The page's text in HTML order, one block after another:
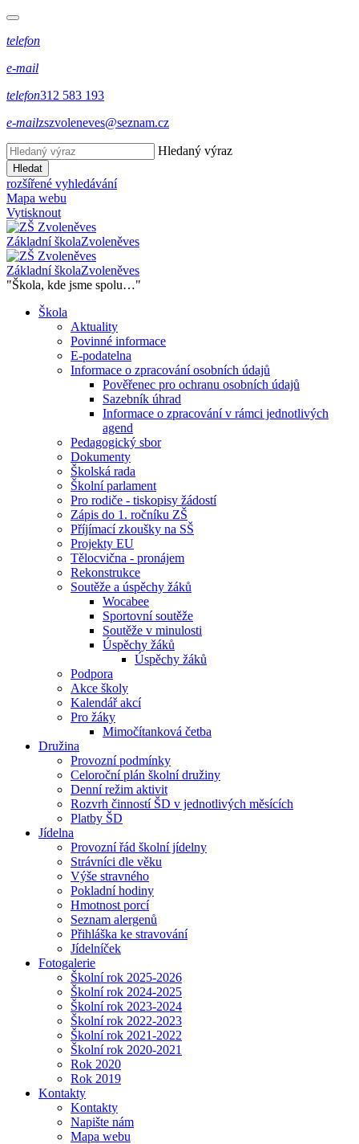
telefon
e-mail
telefon312 583 193
e-mailzszvoleneves@seznam.cz
Hledaný výraz
Hledat
rozšířené vyhledávání
Mapa webu
Vytisknout
Základní školaZvoleněves
Základní školaZvoleněves
"Škola, kde jsme spolu…"
Škola
Aktuality
Povinné informace
E-podatelna
Informace o zpracování osobních údajů
Pověřenec pro ochranu osobních údajů
Sazebník úhrad
Informace o zpracování v rámci jednotlivých
agend
Pedagogický sbor
Dokumenty
Školská rada
Školní parlament
Pro rodiče - tiskopisy žádostí
Zápis do 1. ročníku ZŠ
Příjímací zkoušky na SŠ
Projekty EU
Tělocvična - pronájem
Rekonstrukce
Soutěže a úspěchy žáků
Wocabee
Sportovní soutěže
Soutěže v minulosti
Úspěchy žáků
Úspěchy žáků
Podpora
Akce školy
Kalendář akcí
Pro žáky
Mimočítanková četba
Družina
Provozní podmínky
Celoroční plán školní družiny
Denní režim aktivit
Rozvrh činností ŠD v jednotlivých měsících
Platby ŠD
Jídelna
Provozní řád školní jídelny
Strávníci dle věku
Výše stravného
Pokladní hodiny
Hmotnost porcí
Seznam alergenů
Přihláška ke stravování
Jídelníček
Fotogalerie
Školní rok 2025-2026
Školní rok 2024-2025
Školní rok 2023-2024
Školní rok 2022-2023
Školní rok 2021-2022
Školní rok 2020-2021
Rok 2020
Rok 2019
Kontakty
Kontakty
Napište nám
Mapa webu